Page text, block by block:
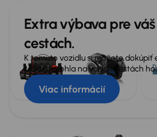
Extra výbava pre
cestách.
K tomuto vozidlu si môžete dokúpiť
sa vám mohla na vašich cestách
Viac informácií